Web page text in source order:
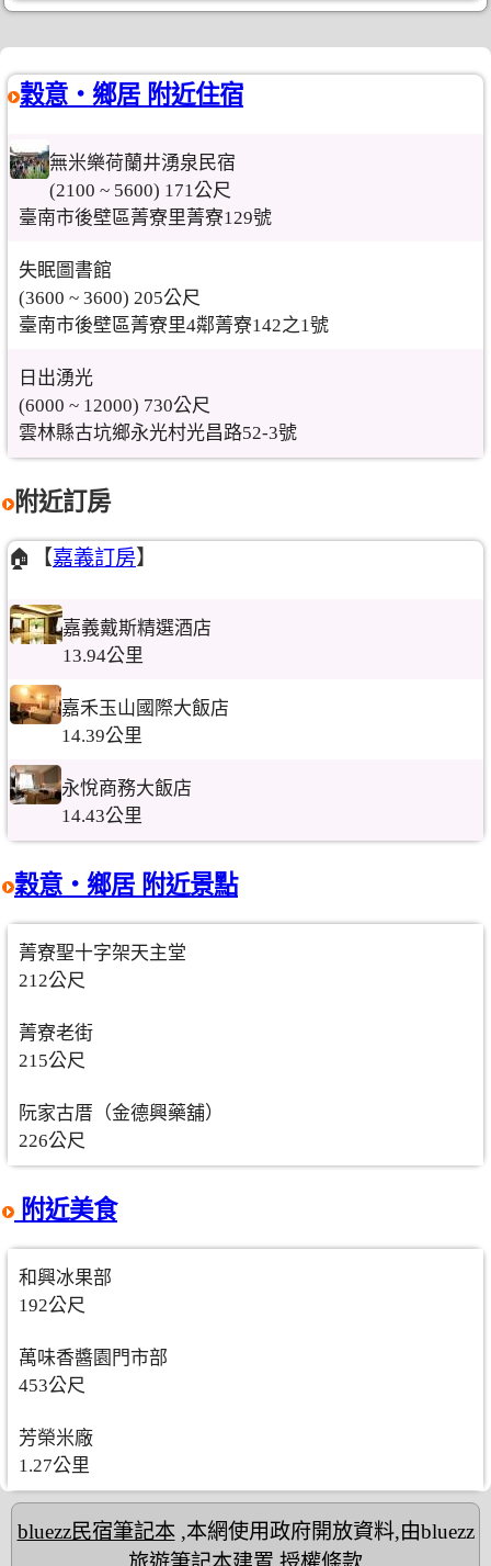
穀意‧鄉居 附近住宿
無米樂荷蘭井湧泉民宿
(2100 ~ 5600) 171公尺
臺南市後壁區菁寮里菁寮129號
失眠圖書館
(3600 ~ 3600) 205公尺
臺南市後壁區菁寮里4鄰菁寮142之1號
日出湧光
(6000 ~ 12000) 730公尺
雲林縣古坑鄉永光村光昌路52-3號
附近訂房
🏠【嘉義訂房】
嘉義戴斯精選酒店
13.94公里
嘉禾玉山國際大飯店
14.39公里
永悅商務大飯店
14.43公里
穀意‧鄉居 附近景點
菁寮聖十字架天主堂
212公尺
菁寮老街
215公尺
阮家古厝（金德興藥舖）
226公尺
附近美食
和興冰果部
192公尺
萬味香醬園門市部
453公尺
芳榮米廠
1.27公里
bluezz民宿筆記本,本網使用政府開放資料,由bluezz